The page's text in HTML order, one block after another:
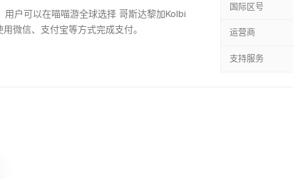
¥245.71
户可以在喵喵游全球选择 哥斯达黎加Kolbi
微信、支付宝等方式完成支付。
国际区号
运营商
支持服务